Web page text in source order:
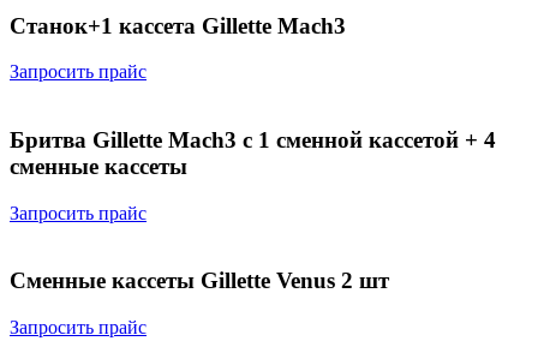
Станок+1 кассета Gillette Mach3
Запросить прайс
Бритва Gillette Mach3 с 1 сменной кассетой + 4
сменные кассеты
Запросить прайс
Сменные кассеты Gillette Venus 2 шт
Запросить прайс